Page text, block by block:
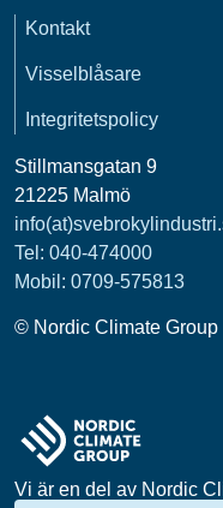
Kontakt
Visselblåsare
Integritetspolicy
Stillmansgatan 9
21225 Malmö
Tel: 040-474000
Mobil: 0709-575813
© Nordic Climate Group
Vi är en del av Nordic